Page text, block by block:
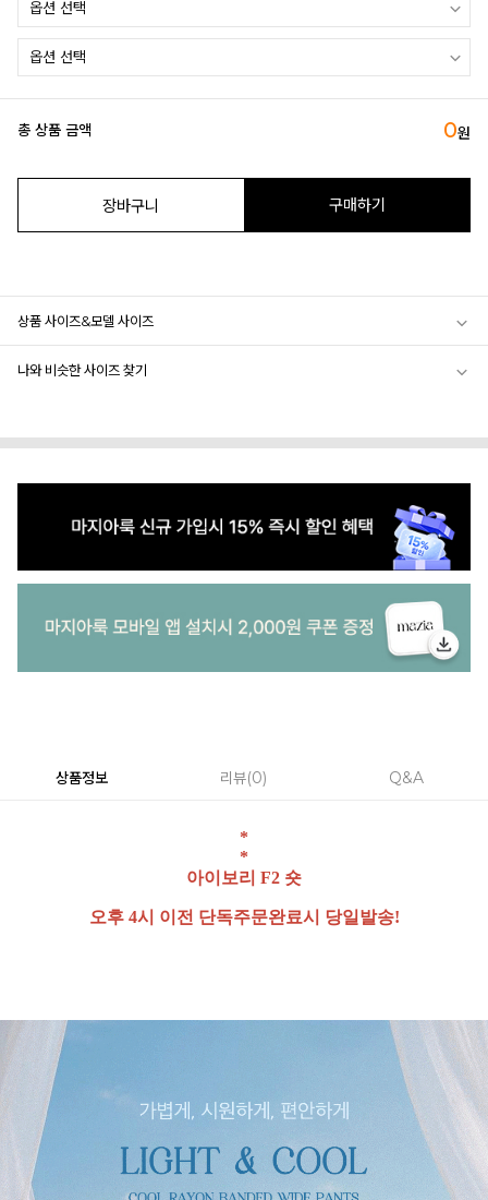
총 상품 금액 0원
장바구니 구매하기
상품 사이즈&모델 사이즈
나와 비슷한 사이즈 찾기
상품정보 리뷰 0 Q&A
*
*
아이보리 F2 숏
오후 4시 이전 단독주문완료시 당일발송!